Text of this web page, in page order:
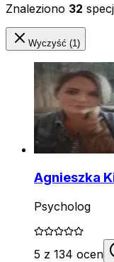
Znaleziono 32
Wyczyść (1)
Agnieszka
Psycholog
5 z 134 ocen